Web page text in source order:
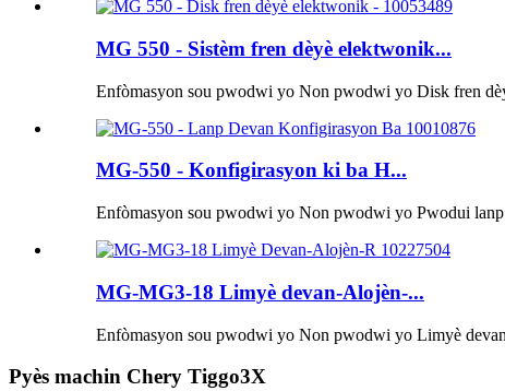
MG 550 - Sistèm fren dèyè elektwonik...
Enfòmasyon sou pwodwi yo Non pwodwi yo Disk fren
MG-550 - Konfigirasyon ki ba H...
Enfòmasyon sou pwodwi yo Non pwodwi yo Pwodui
MG-MG3-18 Limyè devan-Alojèn-...
Enfòmasyon sou pwodwi yo Non pwodwi yo Limyè
Pyès machin Chery Tiggo3X